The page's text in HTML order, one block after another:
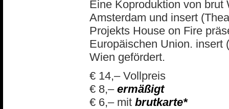
Eine Koproduktion von brut
Amsterdam und insert
Projekts House on Fire
Europäischen Union. insert
Wien gefördert.
€ 14,– Vollpreis
€ 8,– ermäßigt
€ 6,– mit brutkarte*